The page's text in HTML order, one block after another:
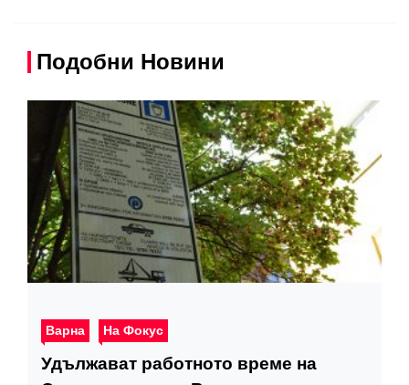
Подобни Новини
Варна На Фокус
Удължават работното време на